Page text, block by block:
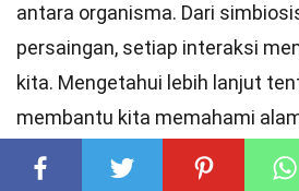
antara organisma. Dari
persaingan, setiap interaksi
kita. Mengetahui lebih lanjut
membantu kita memahami
mendalam.